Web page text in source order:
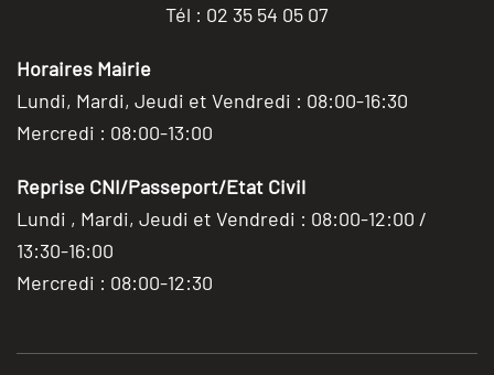
Tél : 02 35 54 05 07
Horaires Mairie
Lundi, Mardi, Jeudi et Vendredi : 08:00-16:30
Mercredi : 08:00-13:00
Reprise CNI/Passeport/Etat Civil
Lundi , Mardi, Jeudi et Vendredi : 08:00-12:00 /
13:30-16:00
Mercredi : 08:00-12:30